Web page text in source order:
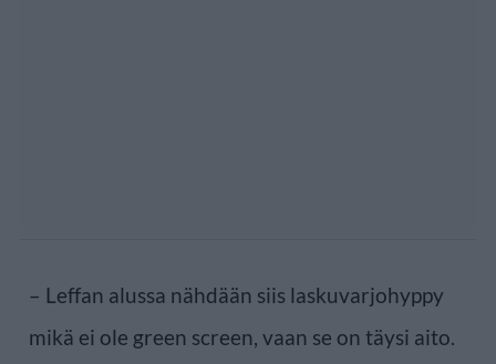
– Leffan alussa nähdään siis laskuvarjohyppy
mikä ei ole green screen, vaan se on täysi aito.